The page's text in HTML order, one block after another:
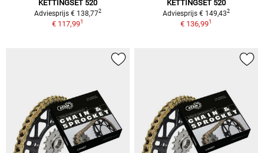
KETTINGSET 520
Adviesprijs € 138,772
€ 117,991
KETTINGSET 520
Adviesprijs € 149,432
€ 136,991